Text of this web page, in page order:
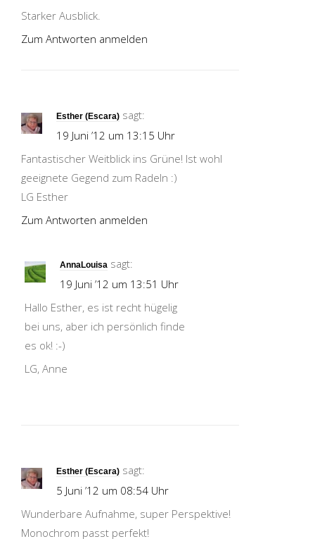
Starker Ausblick.
Zum Antworten anmelden
Esther (Escara) sagt:
19 Juni ’12 um 13:15 Uhr
Fantastischer Weitblick ins Grüne! Ist wohl
geeignete Gegend zum Radeln :)
LG Esther
Zum Antworten anmelden
AnnaLouisa sagt:
19 Juni ’12 um 13:51 Uhr
Hallo Esther, es ist recht hügelig
bei uns, aber ich persönlich finde
es ok! :-)
LG, Anne
Esther (Escara) sagt:
5 Juni ’12 um 08:54 Uhr
Wunderbare Aufnahme, super Perspektive!
Monochrom passt perfekt!